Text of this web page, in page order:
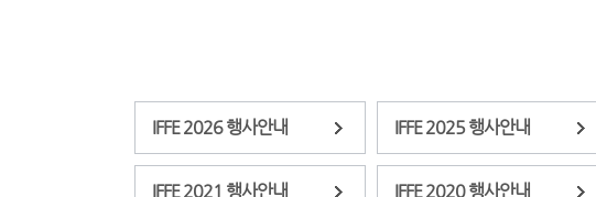
IFFE 2026 행사안내 IFFE 2025 행사안내
IFFE 2021 행사안내 IFFE 2020 행사안내